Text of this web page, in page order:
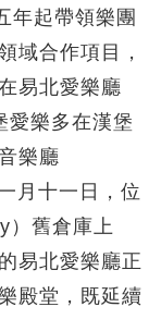
年起帶領樂團
域合作項目，
易北愛樂廳
愛樂多在漢堡
樂廳
月十一日，位
）舊倉庫上
易北愛樂廳正
殿堂，既延續